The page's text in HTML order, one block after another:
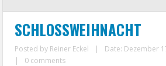
SCHLOSSWEIHNACHT
Posted by Reiner Eckel |
Date: Dezember
|
0 comments